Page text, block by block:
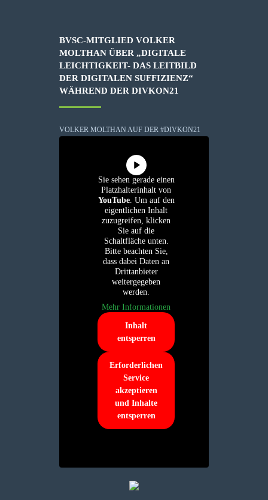
BVSC-MITGLIED VOLKER
MOLTHAN ÜBER „DIGITALE
LEICHTIGKEIT- DAS LEITBILD
DER DIGITALEN SUFFIZIENZ“
WÄHREND DER DIVKON21
VOLKER MOLTHAN AUF DER #DIVKON21
Sie sehen gerade einen
Platzhalterinhalt von
YouTube. Um auf den
eigentlichen Inhalt
zuzugreifen, klicken
Sie auf die
Schaltfläche unten.
Bitte beachten Sie,
dass dabei Daten an
Drittanbieter
weitergegeben
werden.
Mehr Informationen
Inhalt
entsperren
Erforderlichen
Service
akzeptieren
und Inhalte
entsperren